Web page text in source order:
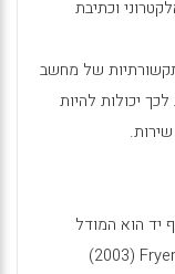
וכתיבת
של מחשב
יכולות להיות
יד הוא המודל
Fryer
(2003)